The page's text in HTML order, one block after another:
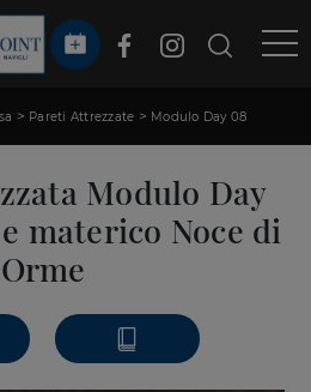
> Pareti Attrezzate > Modulo Day 08
Modulo Day
materico Noce di
Orme